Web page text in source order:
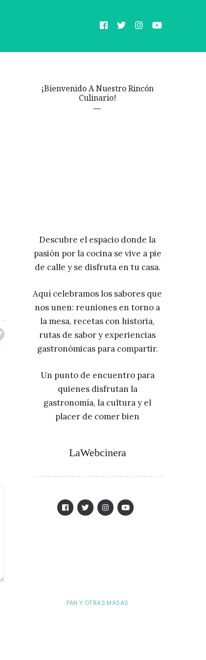
¡Bienvenido A Nuestro Rincón
Culinario!
Descubre el espacio donde la
pasión por la cocina se vive a pie
de calle y se disfruta en tu casa.
Aquí celebramos los sabores que
nos unen: reuniones en torno a
la mesa, recetas con historia,
rutas de sabor y experiencias
gastronómicas para compartir.
Un punto de encuentro para
quienes disfrutan la
gastronomía, la cultura y el
placer de comer bien
LaWebcinera
PAN Y OTRAS MASAS